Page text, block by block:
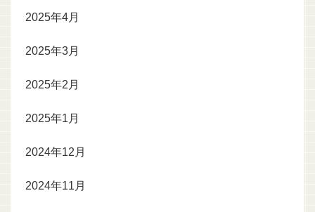
2025年4月
2025年3月
2025年2月
2025年1月
2024年12月
2024年11月